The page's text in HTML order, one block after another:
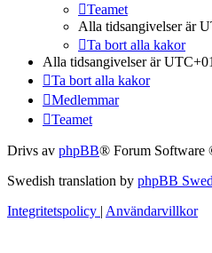
Teamet
Alla tidsangivelser är
Ta bort alla kakor
Alla tidsangivelser är
Ta bort alla kakor
Medlemmar
Teamet
Drivs av phpBB® Forum Software
Swedish translation by phpBB
Integritetspolicy | Användarvillkor